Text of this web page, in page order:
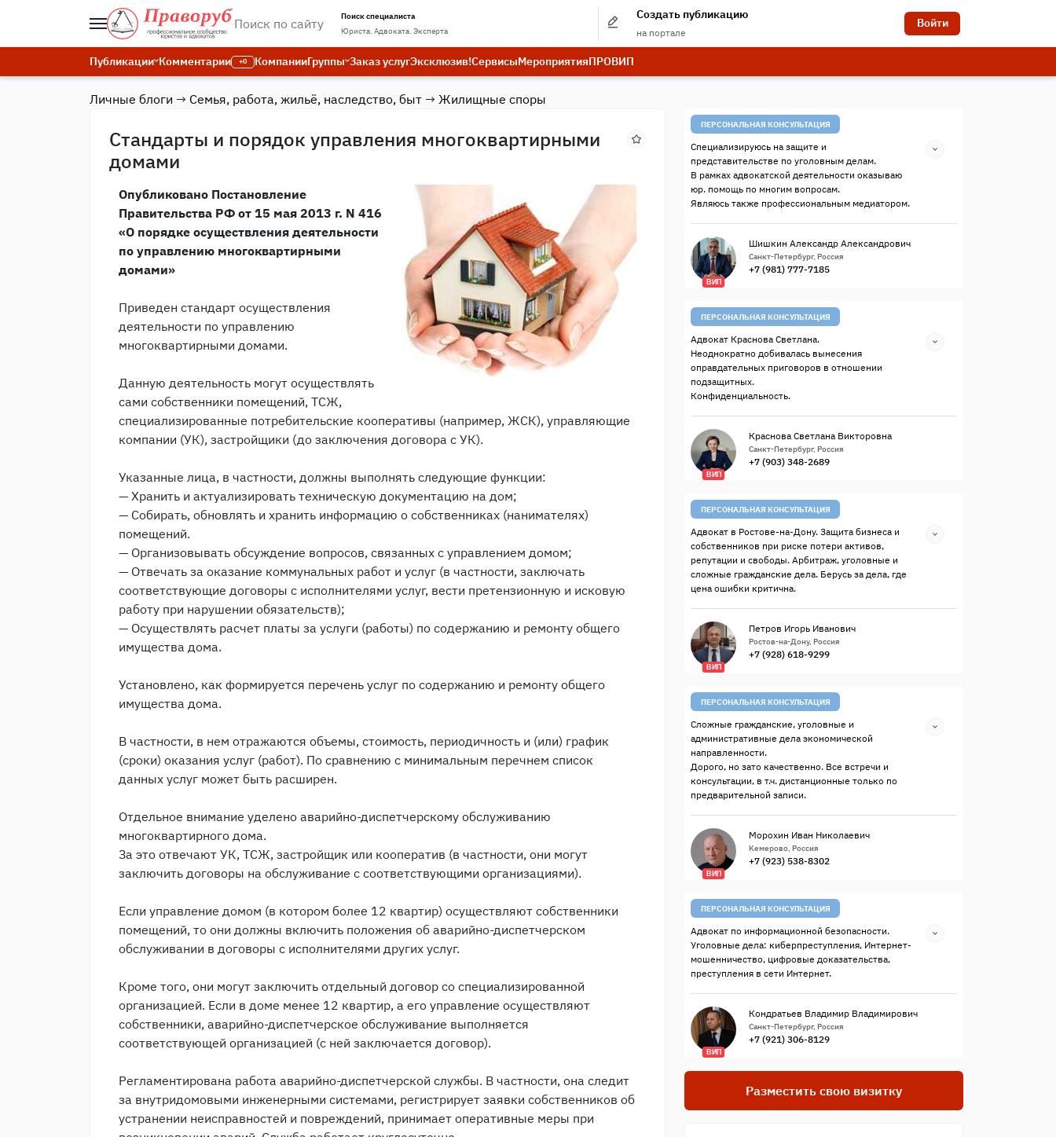
Поиск специалиста
Юриста. Адвоката. Эксперта
Создать публикацию
на портале
Войти
Публикации Комментарии +0 КомпанииГруппы Заказ услугЭксклюзив!СервисыМероприятияПРОВИП
Личные блоги → Семья, работа, жильё, наследство, быт → Жилищные споры
Стандарты и порядок управления многоквартирными
домами
Опубликовано Постановление
Правительства РФ от 15 мая 2013 г. N 416
«О порядке осуществления деятельности
по управлению многоквартирными
домами»
Приведен стандарт осуществления
деятельности по управлению
многоквартирными домами.
Данную деятельность могут осуществлять
сами собственники помещений, ТСЖ,
специализированные потребительские кооперативы (например, ЖСК), управляющие
компании (УК), застройщики (до заключения договора с УК).
Указанные лица, в частности, должны выполнять следующие функции:
— Хранить и актуализировать техническую документацию на дом;
— Собирать, обновлять и хранить информацию о собственниках (нанимателях)
помещений.
— Организовывать обсуждение вопросов, связанных с управлением домом;
— Отвечать за оказание коммунальных работ и услуг (в частности, заключать
соответствующие договоры с исполнителями услуг, вести претензионную и исковую
работу при нарушении обязательств);
— Осуществлять расчет платы за услуги (работы) по содержанию и ремонту общего
имущества дома.
Установлено, как формируется перечень услуг по содержанию и ремонту общего
имущества дома.
В частности, в нем отражаются объемы, стоимость, периодичность и (или) график
(сроки) оказания услуг (работ). По сравнению с минимальным перечнем список
данных услуг может быть расширен.
Отдельное внимание уделено аварийно-диспетчерскому обслуживанию
многоквартирного дома.
За это отвечают УК, ТСЖ, застройщик или кооператив (в частности, они могут
заключить договоры на обслуживание с соответствующими организациями).
Если управление домом (в котором более 12 квартир) осуществляют собственники
помещений, то они должны включить положения об аварийно-диспетчерском
обслуживании в договоры с исполнителями других услуг.
Кроме того, они могут заключить отдельный договор со специализированной
организацией. Если в доме менее 12 квартир, а его управление осуществляют
собственники, аварийно-диспетчерское обслуживание выполняется
соответствующей организацией (с ней заключается договор).
Регламентирована работа аварийно-диспетчерской службы. В частности, она следит
за внутридомовыми инженерными системами, регистрирует заявки собственников об
устранении неисправностей и повреждений, принимает оперативные меры при
ПЕРСОНАЛЬНАЯ КОНСУЛЬТАЦИЯ
Специализируюсь на защите и
представительстве по уголовным делам.
В рамках адвокатской деятельности оказываю
юр. помощь по многим вопросам.
Являюсь также профессиональным медиатором.
ВИП
Шишкин Александр Александрович
Санкт-Петербург, Россия
+7 (981) 777-7185
ПЕРСОНАЛЬНАЯ КОНСУЛЬТАЦИЯ
Адвокат Краснова Светлана.
Неоднократно добивалась вынесения
оправдательных приговоров в отношении
подзащитных.
Конфиденциальность.
ВИП
Краснова Светлана Викторовна
Санкт-Петербург, Россия
+7 (903) 348-2689
ПЕРСОНАЛЬНАЯ КОНСУЛЬТАЦИЯ
Адвокат в Ростове-на-Дону. Защита бизнеса и
собственников при риске потери активов,
репутации и свободы. Арбитраж, уголовные и
сложные гражданские дела. Берусь за дела, где
цена ошибки критична.
ВИП
Петров Игорь Иванович
Ростов-на-Дону, Россия
+7 (928) 618-9299
ПЕРСОНАЛЬНАЯ КОНСУЛЬТАЦИЯ
Сложные гражданские, уголовные и
административные дела экономической
направленности.
Дорого, но зато качественно. Все встречи и
консультации, в т.ч. дистанционные только по
предварительной записи.
ВИП
Морохин Иван Николаевич
Кемерово, Россия
+7 (923) 538-8302
ПЕРСОНАЛЬНАЯ КОНСУЛЬТАЦИЯ
Адвокат по информационной безопасности.
Уголовные дела: киберпреступления, Интернет-
мошенничество, цифровые доказательства,
преступления в сети Интернет.
ВИП
Кондратьев Владимир Владимирович
Санкт-Петербург, Россия
+7 (921) 306-8129
Разместить свою визитку